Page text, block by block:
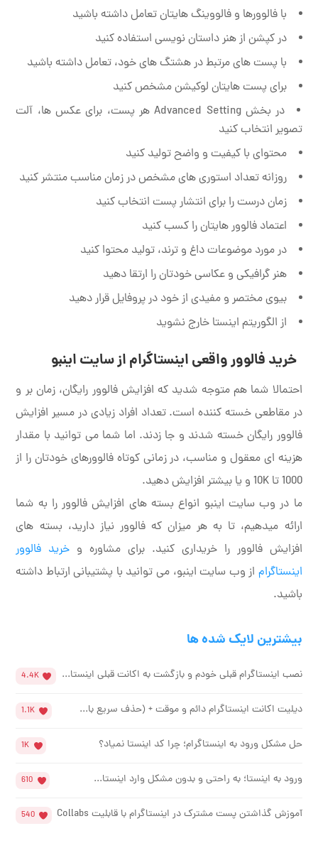
با فالوورها و فالووینگ هایتان تعامل داشته باشید
در کپشن از هنر داستان نویسی استفاده کنید
با پست های مرتبط در هشتگ های خود، تعامل داشته باشید
برای پست هایتان لوکیشن مشخص کنید
در بخش Advanced Setting هر پست، برای عکس ها، آلت
تصویر انتخاب کنید
محتوای با کیفیت و واضح تولید کنید
روزانه تعداد استوری های مشخص در زمان مناسب منتشر کنید
زمان درست را برای انتشار پست انتخاب کنید
اعتماد فالوور هایتان را کسب کنید
در مورد موضوعات داغ و ترند، تولید محتوا کنید
هنر گرافیکی و عکاسی خودتان را ارتقا دهید
بیوی مختصر و مفیدی از خود در پروفایل قرار دهید
از الگوریتم اینستا خارج نشوید
خرید فالوور واقعی اینستاگرام از سایت اینبو
احتمالا شما هم متوجه شدید که افزایش فالوور رایگان، زمان بر و
در مقاطعی خسته کننده است. تعداد افراد زیادی در مسیر افزایش
فالوور رایگان خسته شدند و جا زدند. اما شما می توانید با مقدار
هزینه ای معقول و مناسب، در زمانی کوتاه فالوورهای خودتان را از
1000 تا 10K و یا بیشتر افزایش دهید.
ما در وب سایت اینبو انواع بسته های افزایش فالوور را به شما
ارائه میدهیم، تا به هر میزان که فالوور نیاز دارید، بسته های
افزایش فالوور را خریداری کنید. برای مشاوره و خرید فالوور
اینستاگرام از وب سایت اینبو، می توانید با پشتیبانی ارتباط داشته
باشید.
بیشترین لایک شده ها
نصب اینستاگرام قبلی خودم و بازگشت به اکانت قبلی اینستا... 4.4K
دیلیت اکانت اینستاگرام دائم و موقت + (حذف سریع با... 1.1K
حل مشکل ورود به اینستاگرام؛ چرا کد اینستا نمیاد؟ 1K
ورود به اینستا؛ به راحتی و بدون مشکل وارد اینستا... 610
آموزش گذاشتن پست مشترک در اینستاگرام با قابلیت Collabs 540